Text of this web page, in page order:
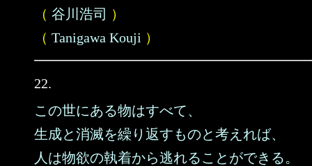
（ 谷川浩司 ）
（ Tanigawa Kouji ）
22.
この世にある物はすべて、
生成と消滅を繰り返すものと考えれば、
人は物欲の執着から逃れることができる。